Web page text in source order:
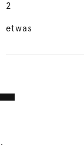
2
etwas